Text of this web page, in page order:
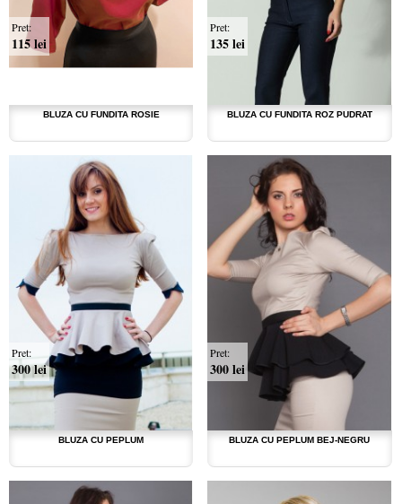
BLUZA CU FUNDITA ROSIE
Pret:
115 lei
BLUZA CU FUNDITA ROZ PUDRAT
Pret:
135 lei
BLUZA CU PEPLUM
Pret:
300 lei
BLUZA CU PEPLUM BEJ-NEGRU
Pret:
300 lei